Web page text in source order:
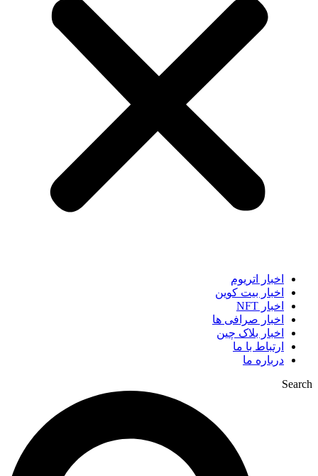
اخبار اتریوم
اخبار بیت کوین
اخبار NFT
اخبار صرافی ها
اخبار بلاک چین
ارتباط با ما
درباره ما
Search